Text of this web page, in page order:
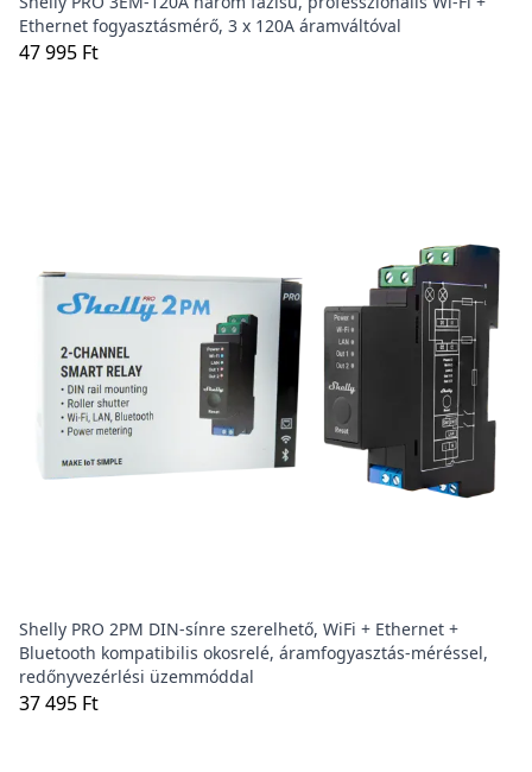
Ethernet fogyasztásmérő, 3 x 120A áramváltóval
47 995 Ft
Shelly PRO 2PM DIN-sínre szerelhető, WiFi + Ethernet +
Bluetooth kompatibilis okosrelé, áramfogyasztás-méréssel,
redőnyvezérlési üzemmóddal
37 495 Ft